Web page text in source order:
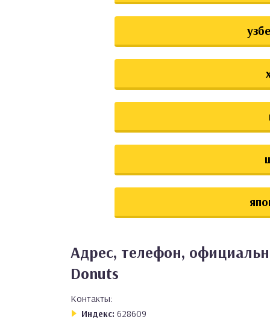
Адрес, телефон,
Donuts
Контакты:
Индекс: 628609